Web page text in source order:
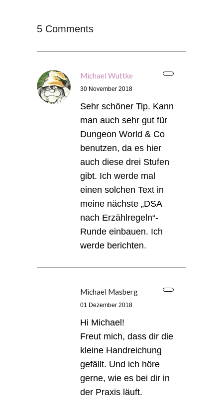
5 Comments
Michael Wuttke
30 November 2018
Sehr schöner Tip. Kann
man auch sehr gut für
Dungeon World & Co
benutzen, da es hier
auch diese drei Stufen
gibt. Ich werde mal
einen solchen Text in
meine nächste „DSA
nach Erzählregeln“-
Runde einbauen. Ich
werde berichten.
Michael Masberg
01 Dezember 2018
Hi Michael!
Freut mich, dass dir die
kleine Handreichung
gefällt. Und ich höre
gerne, wie es bei dir in
der Praxis läuft.